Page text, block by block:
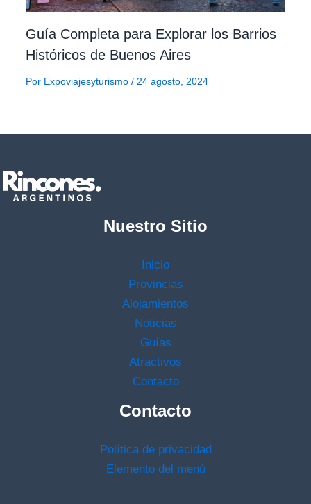
Guía Completa para Explorar los Barrios
Históricos de Buenos Aires
Por Expoviajesyturismo / 24 agosto, 2024
Nuestro Sitio
Inicio
Provincias
Alojamientos
Noticias
Guías
Atractivos
Contacto
Contacto
Política de privacidad
Elemento del menú